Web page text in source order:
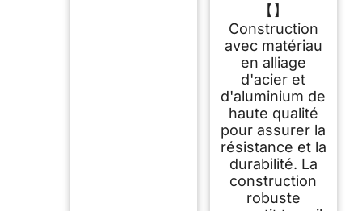
Réion Tube
Carburant in avec
Ensemble Cintrage
Coupeur
outil'évasement UX
ins,u Circuit in
【】
Construction
avec matériau
en alliage
d'acier et
d'aluminium de
haute qualité
pour assurer la
résistance et la
durabilité. La
construction
robuste